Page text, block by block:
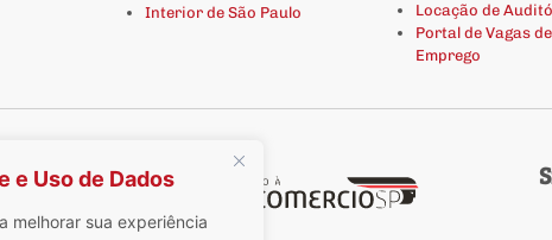
e Uso de Dados
melhorar sua experiência
Interior de São Paulo
Locação de
Portal de Vagas de
Emprego